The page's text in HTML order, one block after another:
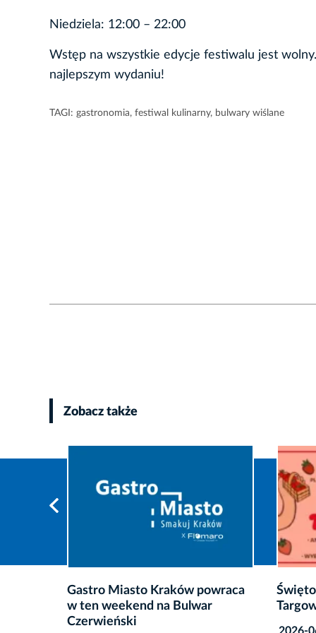
Niedziela: 12:00 – 22:00
Wstęp na wszystkie edycje festiwalu jest
najlepszym wydaniu!
TAGI: gastronomia, festiwal kulinarny, bulwary wiślane
Zobacz także
Święto Truskawki przy Hali
Targowej